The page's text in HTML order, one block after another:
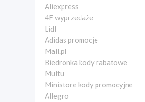
Aliexpress
4F wyprzedaże
Lidl
Adidas promocje
Mall.pl
Biedronka kody rabatowe
Multu
Ministore kody promocyjne
Allegro